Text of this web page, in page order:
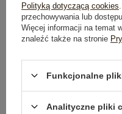
GŁÓWNE PARAMETRY
OPINIE O PRODUKCIE (2)
Polityką dotyczącą cookies
przechowywania lub
Więcej informacji na temat
znaleźć także na stronie
Funkcjonalne
Analityczne pliki